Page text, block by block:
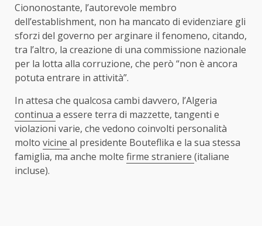
Ciononostante, l’autorevole membro
dell’establishment, non ha mancato di evidenziare gli
sforzi del governo per arginare il fenomeno, citando,
tra l’altro, la creazione di una commissione nazionale
per la lotta alla corruzione, che però “non è ancora
potuta entrare in attività”.
In attesa che qualcosa cambi davvero, l’Algeria
continua a essere terra di mazzette, tangenti e
violazioni varie, che vedono coinvolti personalità
molto vicine al presidente Bouteflika e la sua stessa
famiglia, ma anche molte firme straniere (italiane
incluse).